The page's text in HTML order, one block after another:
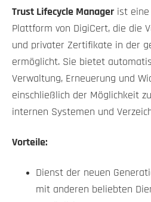
Trust Lifecycle Manager ist eine
Plattform von DigiCert, die die
und privater Zertifikate in der
ermöglicht. Sie bietet
Verwaltung, Erneuerung und
einschließlich der Möglichkeit
internen Systemen und
Vorteile:
Dienst der neuen
mit anderen beliebten